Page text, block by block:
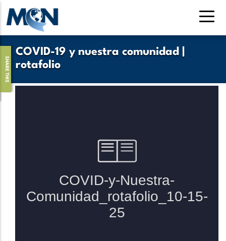
Pasar
contenido
principalCOVID-19 y nuestra comunidad |
rotafolio
SHARE THIS